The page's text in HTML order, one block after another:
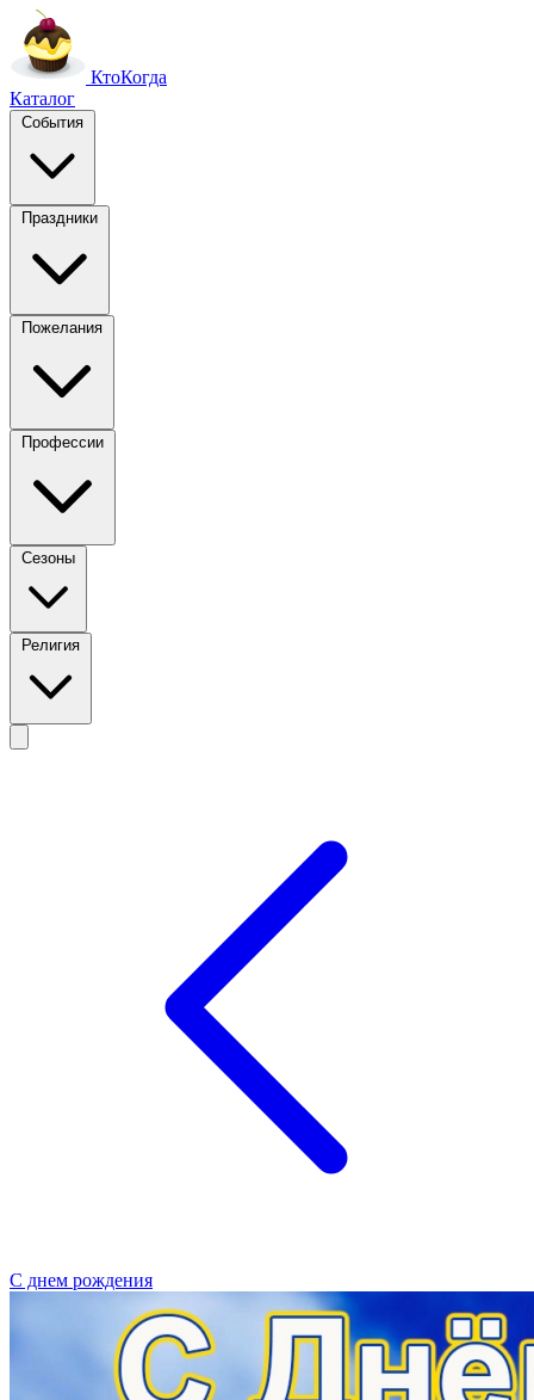
КтоКогда
Каталог
События
Праздники
Пожелания
Профессии
Сезоны
Религия
С днем рождения